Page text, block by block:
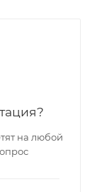
на любой